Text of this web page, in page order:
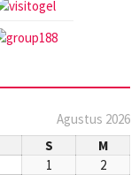
Agustus 2026
S
M
1
2